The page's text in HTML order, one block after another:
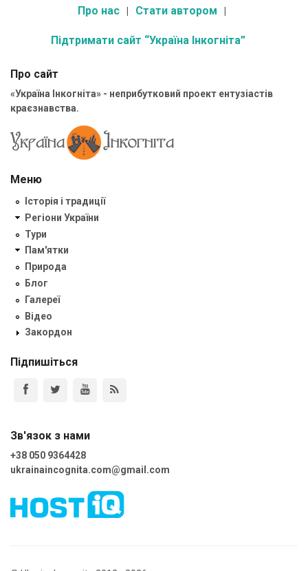
Про нас Стати автором
Підтримати сайт “Україна Інкогніта”
Про сайт
«Україна Інкогніта» - неприбутковий проект ентузіастів
краєзнавства.
Меню
Історія і традиції
Регіони України
Тури
Пам'ятки
Природа
Блог
Галереї
Відео
Закордон
Підпишіться
Зв'язок з нами
+38 050 9364428
ukrainaincognita.com@gmail.com